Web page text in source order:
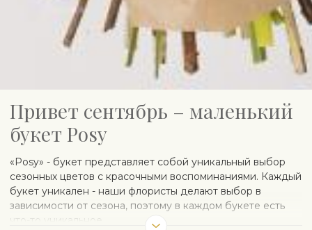
Привет сентябрь – маленький
букет Posy
«Posy» - букет представляет собой уникальный выбор
сезонных цветов с красочными воспоминаниями. Каждый
букет уникален - наши флористы делают выбор в
зависимости от сезона, поэтому в каждом букете есть
что-то уникальное.